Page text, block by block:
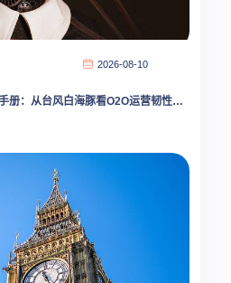
2026-08-10
极端天气即时零售品牌应急手册：从台风白海豚看O2O运营韧性建设